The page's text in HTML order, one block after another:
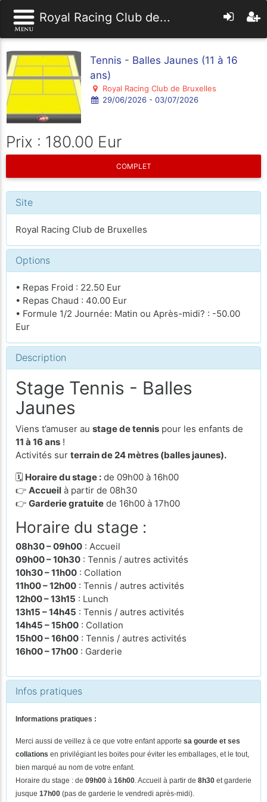
Royal Racing Club de...
Tennis - Balles Jaunes (11 à 16
ans)
Royal Racing Club de Bruxelles
29/06/2026 - 03/07/2026
Prix : 180.00 Eur
COMPLET
Site
Royal Racing Club de Bruxelles
Options
• Repas Froid : 22.50 Eur
• Repas Chaud : 40.00 Eur
• Formule 1/2 Journée: Matin ou Après-midi? : -50.00
Eur
Description
Stage Tennis - Balles
Jaunes
Viens t’amuser au stage de tennis pour les enfants de
11 à 16 ans !
Activités sur terrain de 24 mètres (balles jaunes).
🗓 Horaire du stage : de 09h00 à 16h00
👉 Accueil à partir de 08h30
👉 Garderie gratuite de 16h00 à 17h00
Horaire du stage :
08h30 – 09h00 : Accueil
09h00 – 10h30 : Tennis / autres activités
10h30 – 11h00 : Collation
11h00 – 12h00 : Tennis / autres activités
12h00 – 13h15 : Lunch
13h15 – 14h45 : Tennis / autres activités
14h45 – 15h00 : Collation
15h00 – 16h00 : Tennis / autres activités
16h00 – 17h00 : Garderie
Infos pratiques
Informations pratiques :
Merci aussi de veillez à ce que votre enfant apporte sa gourde et ses
collations en privilégiant les boites pour éviter les emballages, et le tout,
bien marqué au nom de votre enfant.
Horaire du stage : de 09h00 à 16h00. Accueil à partir de 8h30 et garderie
jusque 17h00 (pas de garderie le vendredi après-midi).